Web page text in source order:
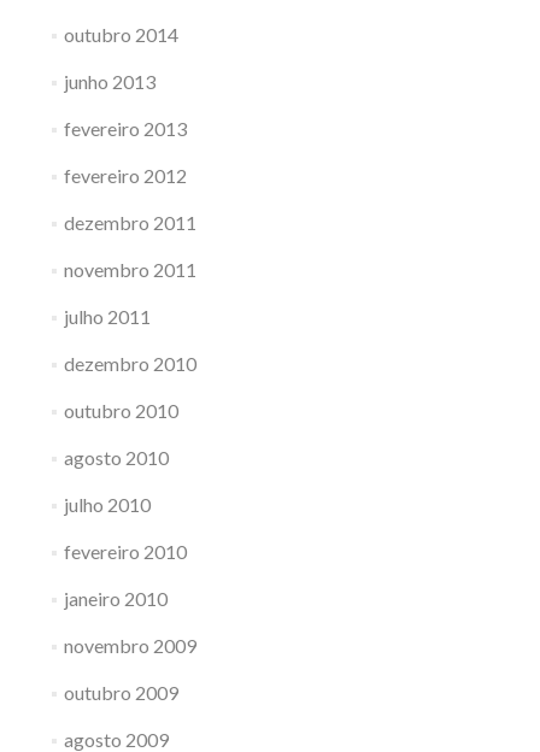
outubro 2014
junho 2013
fevereiro 2013
fevereiro 2012
dezembro 2011
novembro 2011
julho 2011
dezembro 2010
outubro 2010
agosto 2010
julho 2010
fevereiro 2010
janeiro 2010
novembro 2009
outubro 2009
agosto 2009